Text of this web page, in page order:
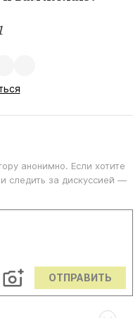
анонимно. Если хотите
следить за дискуссией —
ОТПРАВИТЬ